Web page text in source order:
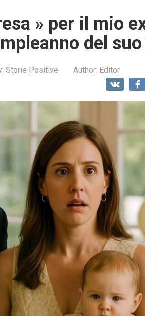
» per il mio
del
Storie Positive Author: Editor